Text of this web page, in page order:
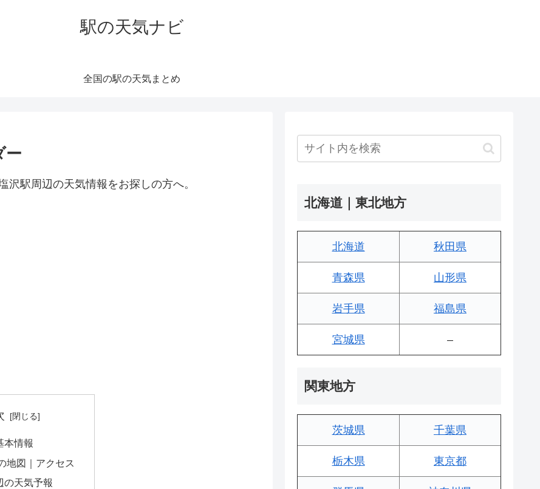
駅の天気ナビ
全国の駅の天気まとめ
ー
駅周辺の天気情報をお探しの方へ。
本情報
地図｜アクセス
の天気予報
北海道｜東北地方
北海道 秋田県
青森県 山形県
岩手県 福島県
宮城県 –
関東地方
茨城県 千葉県
栃木県 東京都